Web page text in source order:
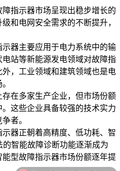
指示器市场呈现出稳步增长的
和电网安全需求的不断提升，
器主要应用于电力系统中的输
站等新能源发电领域对故障指
，工业领域和建筑领域也是电
在多家生产企业，但市场份额
这些企业具备较强的技术实力
者。
器正朝着高精度、低功耗、智
智能故障诊断功能逐渐成为
型故障指示器市场份额逐年提
可以介绍下你们的产品么